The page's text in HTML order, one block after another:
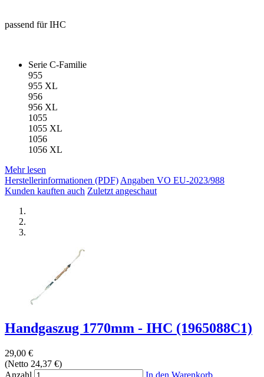
passend für IHC
Serie C-Familie
955
955 XL
956
956 XL
1055
1055 XL
1056
1056 XL
Mehr lesen
Herstellerinformationen (PDF)Angaben VO EU-2023/988
Kunden kauften auch Zuletzt angeschaut
Handgaszug 1770mm - IHC (1965088C1)
29,00 €
(Netto 24,37 €)